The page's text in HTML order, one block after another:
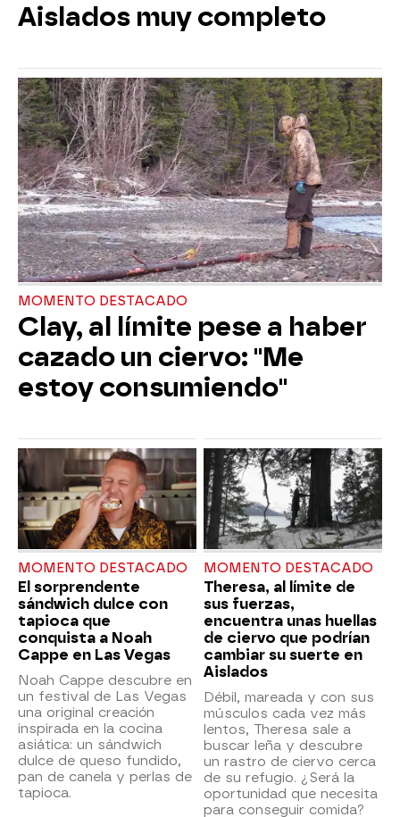
Aislados muy completo
MOMENTO DESTACADO
Clay, al límite pese a haber
cazado un ciervo: "Me
estoy consumiendo"
MOMENTO DESTACADO
El sorprendente
sándwich dulce con
tapioca que
conquista a Noah
Cappe en Las Vegas
Noah Cappe descubre en
un festival de Las Vegas
una original creación
inspirada en la cocina
asiática: un sándwich
dulce de queso fundido,
pan de canela y perlas de
tapioca.
MOMENTO DESTACADO
Theresa, al límite de
sus fuerzas,
encuentra unas huellas
de ciervo que podrían
cambiar su suerte en
Aislados
Débil, mareada y con sus
músculos cada vez más
lentos, Theresa sale a
buscar leña y descubre
un rastro de ciervo cerca
de su refugio. ¿Será la
oportunidad que necesita
para conseguir comida?